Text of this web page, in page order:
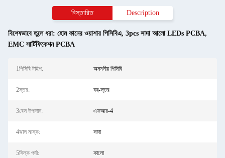
বিস্তারিত Description
বিশেষভাবে তুলে ধরা: হোম কানের ওয়াশার পিসিবিএ, 3pcs সাদা আলো LEDs PCBA,
EMC সার্টিফিকেশন PCBA
1পিসিবি টাইপ: অনমনীয় পিসিবি
2স্তর: বহু-স্তর
3বেস উপাদান: এফআর-4
4ঝাল মাস্ক: সাদা
5সিল্ক পর্দা: কালো